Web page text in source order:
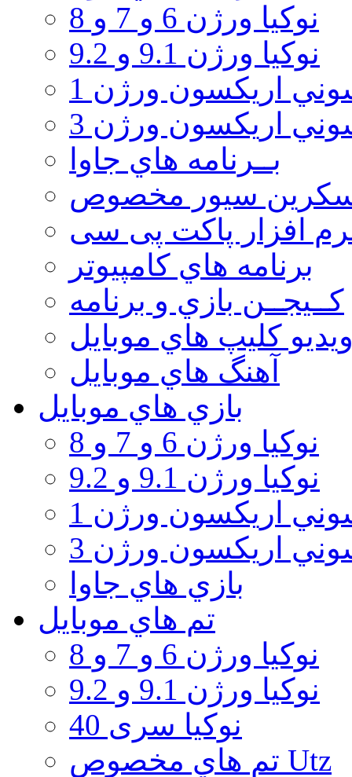
نوکیا ورژن 6 و 7 و 8
نوکیا ورژن 9.1 و 9.2
اريكسون ورژن 1
اريكسون ورژن 3
بــرنامه هاي جاوا
سيور مخصوص
افزار پاکت پی سی
برنامه هاي كامپيوتر
كــيجــن بازي و برنامه
كليپ هاي موبايل
آهنگ هاي موبايل
بازي هاي موبايل
نوكيا ورژن 6 و 7 و 8
نوكيا ورژن 9.1 و 9.2
اريكسون ورژن 1
اريكسون ورژن 3
بازي هاي جاوا
تم هاي موبايل
نوكيا ورژن 6 و 7 و 8
نوكيا ورژن 9.1 و 9.2
نوکیا سری 40
تم هاي مخصوص Utz